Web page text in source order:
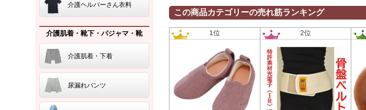
介護ヘルパーさん衣料
介護肌着・靴下・パジャマ・靴
介護肌着・下着
尿漏れパンツ
2,200円
この商品カテゴリーの売れ筋ランキング
1位 2位